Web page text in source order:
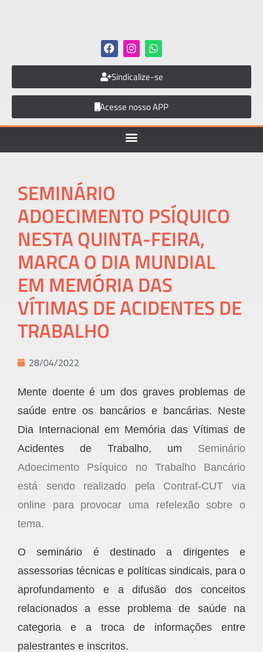
Sindicalize-se
Acesse nosso APP
SEMINÁRIO
ADOECIMENTO PSÍQUICO
NESTA QUINTA-FEIRA,
MARCA O DIA MUNDIAL
EM MEMÓRIA DAS
VÍTIMAS DE ACIDENTES DE
TRABALHO
28/04/2022
Mente doente é um dos graves problemas de
saúde entre os bancários e bancárias. Neste
Dia Internacional em Memória das Vítimas de
Acidentes de Trabalho, um Seminário
Adoecimento Psíquico no Trabalho Bancário
está sendo realizado pela Contraf-CUT via
online para provocar uma refelexão sobre o
tema.
O seminário é destinado a dirigentes e
assessorias técnicas e políticas sindicais, para o
aprofundamento e a difusão dos conceitos
relacionados a esse problema de saúde na
categoria e a troca de informações entre
palestrantes e inscritos.